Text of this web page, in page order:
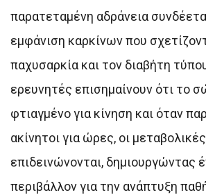
παρατεταμένη αδράνεια
εμφάνιση καρκίνων που
παχυσαρκία και τον διαβήτη
ερευνητές επισημαίνουν ότι το
φτιαγμένο για κίνηση και όταν
ακίνητοι για ώρες, οι
επιδεινώνονται, δημιουργώντας
περιβάλλον για την ανάπτυξη